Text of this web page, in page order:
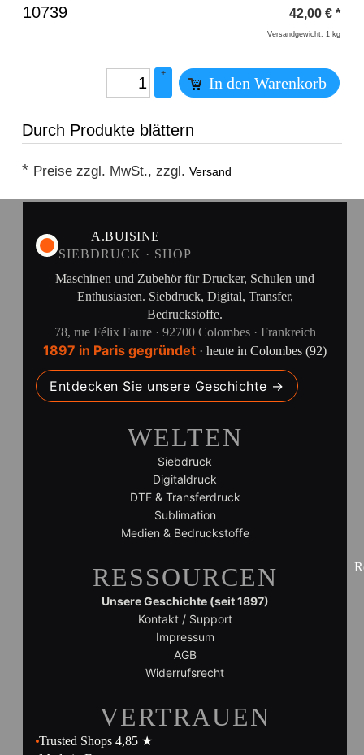
Überschrift
10739 42,00 € *
Versandgewicht: 1 kg
+
–
In den Warenkorb
Durch Produkte blättern
* Preise zzgl. MwSt., zzgl.Versand
A.BUISINE
SIEBDRUCK · SHOP
Maschinen und Zubehör für Drucker, Schulen und
Enthusiasten. Siebdruck, Digital, Transfer,
Bedruckstoffe.
78, rue Félix Faure · 92700 Colombes · Frankreich
1897 in Paris gegründet · heute in Colombes (92)
Entdecken Sie unsere Geschichte →
WELTEN
Siebdruck
Digitaldruck
DTF & Transferdruck
Sublimation
Medien & Bedruckstoffe
RESSOURCEN
Unsere Geschichte (seit 1897)
Kontakt / Support
Impressum
AGB
Widerrufsrecht
VERTRAUEN
Trusted Shops 4,85 ★